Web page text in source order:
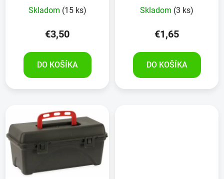
Skladom (15 ks)
€3,50
DO KOŠÍKA
Skladom (3 ks)
€1,65
DO KOŠÍKA